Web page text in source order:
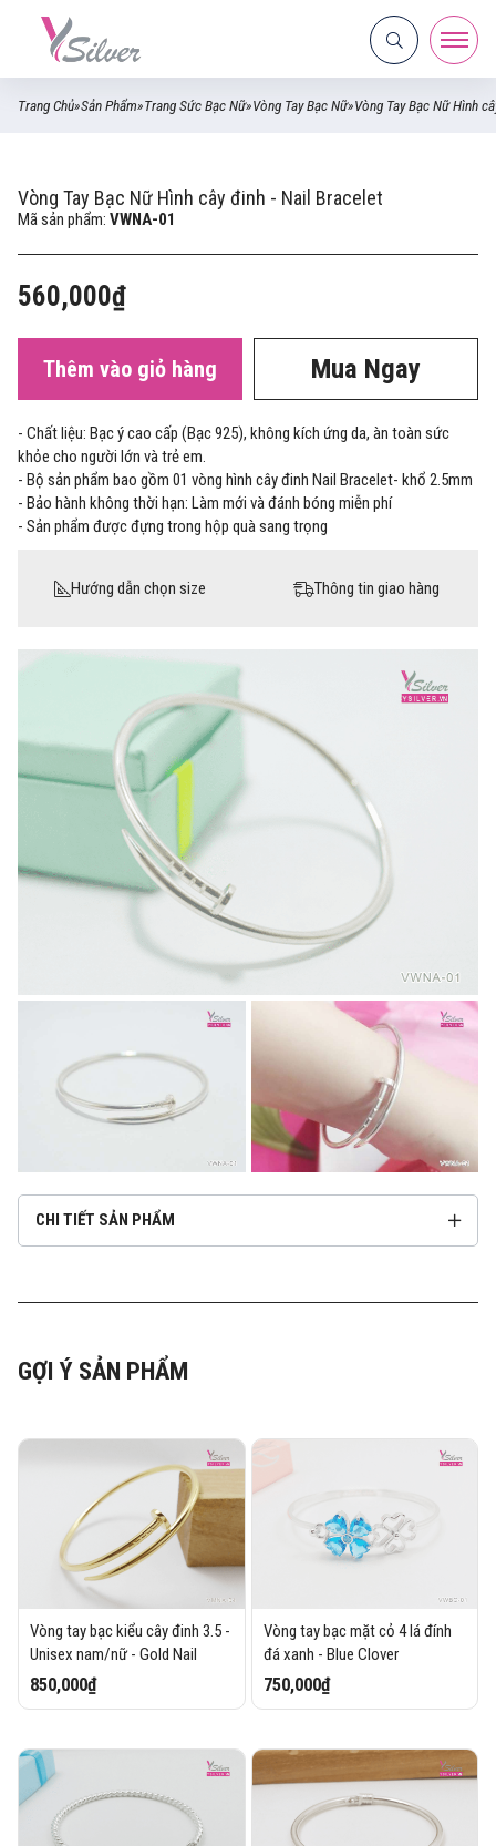
Trang Chủ»Sản Phẩm»Trang Sức Bạc Nữ»Vòng Tay Bạc Nữ»Vòng Tay Bạc Nữ Hình
Vòng Tay Bạc Nữ Hình cây đinh - Nail Bracelet
Mã sản phẩm: VWNA-01
560,000₫
Thêm vào giỏ hàng Mua Ngay
- Chất liệu: Bạc ý cao cấp (Bạc 925), không kích ứng da, àn toàn sức
khỏe cho người lớn và trẻ em.
- Bộ sản phẩm bao gồm 01 vòng hình cây đinh Nail Bracelet- khổ 2.5mm
- Bảo hành không thời hạn: Làm mới và đánh bóng miễn phí
- Sản phẩm được đựng trong hộp quà sang trọng
Hướng dẫn chọn size Thông tin giao hàng
CHI TIẾT SẢN PHẨM
GỢI Ý SẢN PHẨM
Vòng tay bạc kiểu cây đinh 3.5 -
Unisex nam/nữ - Gold Nail
850,000₫
Vòng tay bạc mặt cỏ 4 lá đính
đá xanh - Blue Clover
750,000₫